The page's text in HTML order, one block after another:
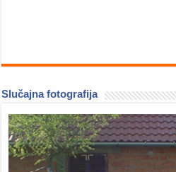
Slučajna fotografija